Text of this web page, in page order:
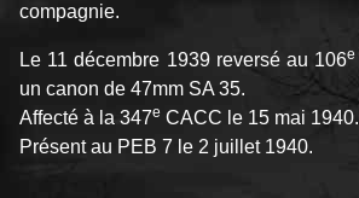
compagnie.
Le 11 décembre 1939 reversé au 106e
un canon de 47mm SA 35.
Affecté à la 347e CACC le 15 mai 1940.
Présent au PEB 7 le 2 juillet 1940.